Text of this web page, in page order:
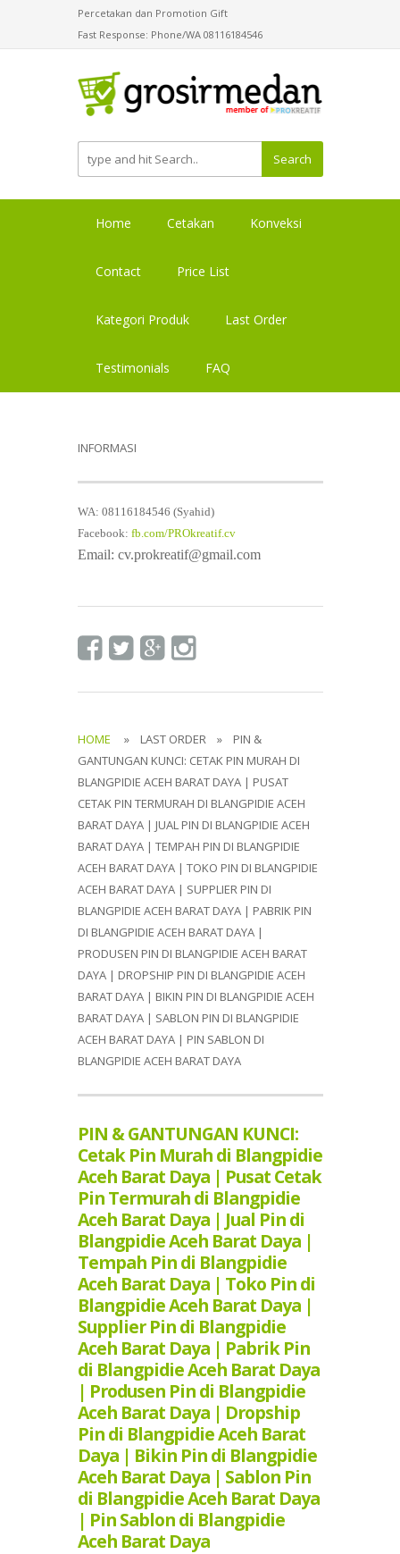
Percetakan dan Promotion Gift
Fast Response: Phone/WA 08116184546
Search
Home Cetakan Konveksi
Contact Price List
Kategori Produk Last Order
Testimonials FAQ
INFORMASI
WA: 08116184546 (Syahid)
Facebook: fb.com/PROkreatif.cv
Email: cv.prokreatif@gmail.com
HOME » LAST ORDER » PIN &
GANTUNGAN KUNCI: CETAK PIN MURAH DI
BLANGPIDIE ACEH BARAT DAYA | PUSAT
CETAK PIN TERMURAH DI BLANGPIDIE ACEH
BARAT DAYA | JUAL PIN DI BLANGPIDIE ACEH
BARAT DAYA | TEMPAH PIN DI BLANGPIDIE
ACEH BARAT DAYA | TOKO PIN DI BLANGPIDIE
ACEH BARAT DAYA | SUPPLIER PIN DI
BLANGPIDIE ACEH BARAT DAYA | PABRIK PIN
DI BLANGPIDIE ACEH BARAT DAYA |
PRODUSEN PIN DI BLANGPIDIE ACEH BARAT
DAYA | DROPSHIP PIN DI BLANGPIDIE ACEH
BARAT DAYA | BIKIN PIN DI BLANGPIDIE ACEH
BARAT DAYA | SABLON PIN DI BLANGPIDIE
ACEH BARAT DAYA | PIN SABLON DI
BLANGPIDIE ACEH BARAT DAYA
PIN & GANTUNGAN KUNCI:
Cetak Pin Murah di Blangpidie
Aceh Barat Daya | Pusat Cetak
Pin Termurah di Blangpidie
Aceh Barat Daya | Jual Pin di
Blangpidie Aceh Barat Daya |
Tempah Pin di Blangpidie
Aceh Barat Daya | Toko Pin di
Blangpidie Aceh Barat Daya |
Supplier Pin di Blangpidie
Aceh Barat Daya | Pabrik Pin
di Blangpidie Aceh Barat Daya
| Produsen Pin di Blangpidie
Aceh Barat Daya | Dropship
Pin di Blangpidie Aceh Barat
Daya | Bikin Pin di Blangpidie
Aceh Barat Daya | Sablon Pin
di Blangpidie Aceh Barat Daya
| Pin Sablon di Blangpidie
Aceh Barat Daya